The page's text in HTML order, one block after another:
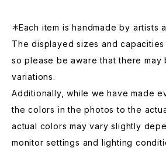
＊Each item is handmade by artists
The displayed sizes and capacities
so please be aware that there may
variations.
Additionally, while we have made
the colors in the photos to the
actual colors may vary slightly
monitor settings and lighting